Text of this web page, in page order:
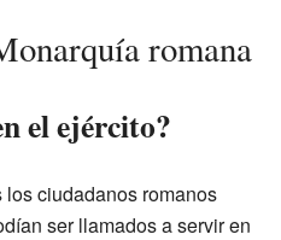
romana
el ejército?
ciudadanos romanos
ser llamados a servir en